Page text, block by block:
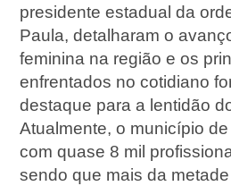
presidente estadual da
Paula, detalharam o
feminina na região e os
enfrentados no cotidiano
destaque para a lentidão
Atualmente, o município
com quase 8 mil
sendo que mais da